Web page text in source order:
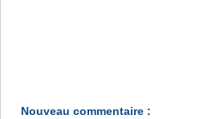
Nouveau commentaire :